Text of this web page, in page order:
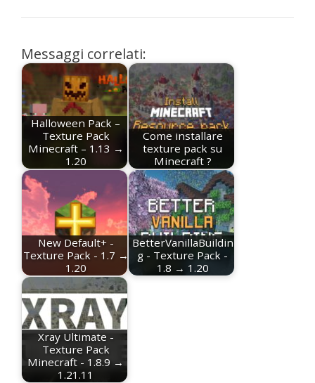
Messaggi correlati:
Halloween Pack –
Texture Pack
Minecraft – 1.13 →
1.20
Come installare
texture pack su
Minecraft ?
New Default+ -
Texture Pack - 1.7 →
1.20
BetterVanillaBuildin
g - Texture Pack -
1.8 → 1.20
Xray Ultimate -
Texture Pack
Minecraft - 1.8.9 →
1.21.11